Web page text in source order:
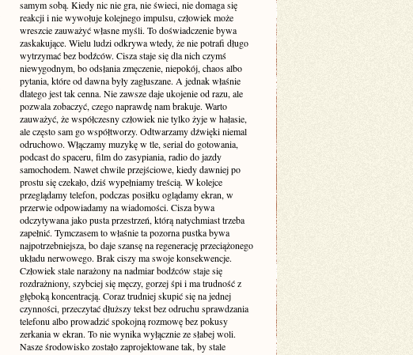
samym sobą. Kiedy nic nie gra, nie świeci, nie domaga się
reakcji i nie wywołuje kolejnego impulsu, człowiek może
wreszcie zauważyć własne myśli. To doświadczenie bywa
zaskakujące. Wielu ludzi odkrywa wtedy, że nie potrafi długo
wytrzymać bez bodźców. Cisza staje się dla nich czymś
niewygodnym, bo odsłania zmęczenie, niepokój, chaos albo
pytania, które od dawna były zagłuszane. A jednak właśnie
dlatego jest tak cenna. Nie zawsze daje ukojenie od razu, ale
pozwala zobaczyć, czego naprawdę nam brakuje. Warto
zauważyć, że współczesny człowiek nie tylko żyje w hałasie,
ale często sam go współtworzy. Odtwarzamy dźwięki niemal
odruchowo. Włączamy muzykę w tle, serial do gotowania,
podcast do spaceru, film do zasypiania, radio do jazdy
samochodem. Nawet chwile przejściowe, kiedy dawniej po
prostu się czekało, dziś wypełniamy treścią. W kolejce
przeglądamy telefon, podczas posiłku oglądamy ekran, w
przerwie odpowiadamy na wiadomości. Cisza bywa
odczytywana jako pusta przestrzeń, którą natychmiast trzeba
zapełnić. Tymczasem to właśnie ta pozorna pustka bywa
najpotrzebniejsza, bo daje szansę na regenerację przeciążonego
układu nerwowego. Brak ciszy ma swoje konsekwencje.
Człowiek stale narażony na nadmiar bodźców staje się
rozdrażniony, szybciej się męczy, gorzej śpi i ma trudność z
głęboką koncentracją. Coraz trudniej skupić się na jednej
czynności, przeczytać dłuższy tekst bez odruchu sprawdzania
telefonu albo prowadzić spokojną rozmowę bez pokusy
zerkania w ekran. To nie wynika wyłącznie ze słabej woli.
Nasze środowisko zostało zaprojektowane tak, by stale